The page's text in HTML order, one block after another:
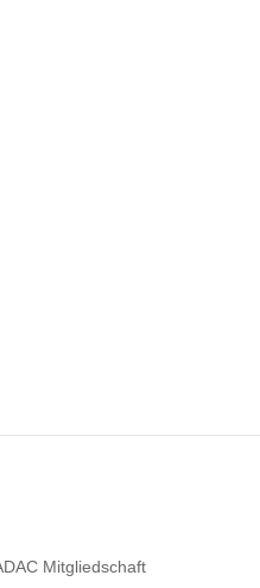
Mitgliedschaft